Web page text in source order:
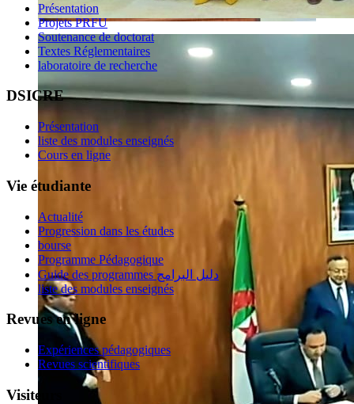
Présentation
Projets PRFU
Soutenance de doctorat
Textes Réglementaires
laboratoire de recherche
DSICRE
Présentation
liste des modules enseignés
Cours en ligne
Vie étudiante
Actualité
Progression dans les études
bourse
Programme Pédagogique
Guide des programmes دليل البرامج
liste des modules enseignés
Revues en ligne
Expériences pédagogiques
Revues scientifiques
Visiteurs